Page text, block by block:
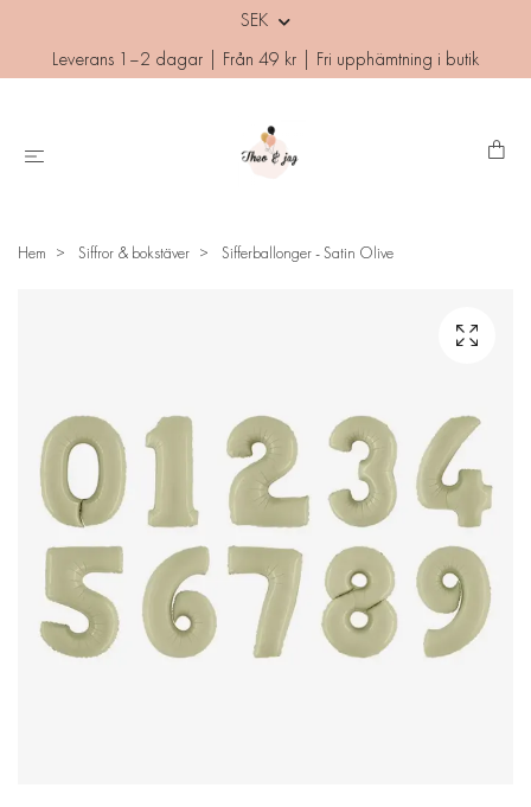
SEK
Leverans 1–2 dagar | Från 49 kr | Fri upphämtning i butik
Hem Siffror & bokstäver Sifferballonger - Satin Olive